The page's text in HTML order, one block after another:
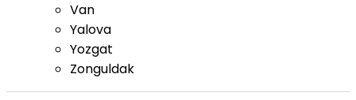
Van
Yalova
Yozgat
Zonguldak